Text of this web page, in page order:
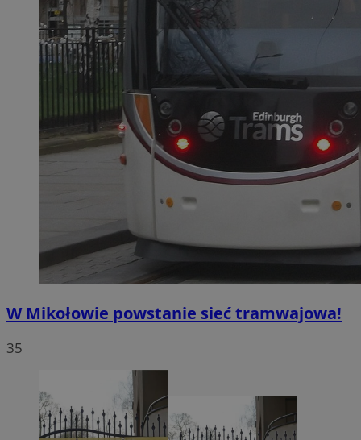
W Mikołowie powstanie sieć tramwajowa!
35